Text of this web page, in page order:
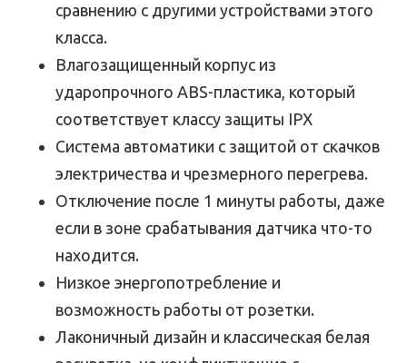
сравнению с другими устройствами этого
класса.
Влагозащищенный корпус из
ударопрочного ABS-пластика, который
соответствует классу защиты IPX
Система автоматики с защитой от скачков
электричества и чрезмерного перегрева.
Отключение после 1 минуты работы, даже
если в зоне срабатывания датчика что-то
находится.
Низкое энергопотребление и
возможность работы от розетки.
Лаконичный дизайн и классическая белая